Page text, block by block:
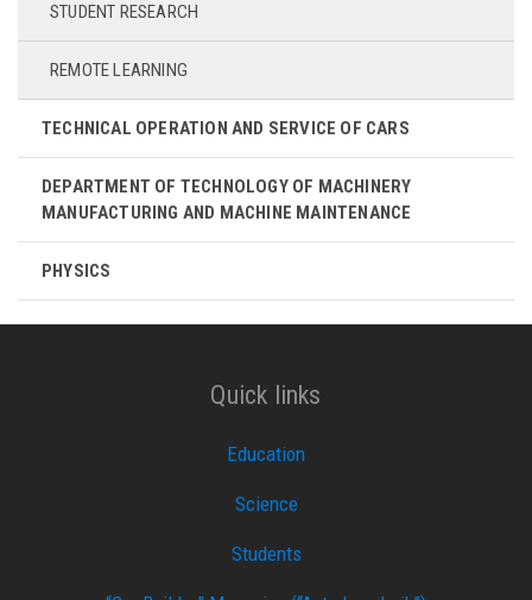
STUDENT RESEARCH
REMOTE LEARNING
TECHNICAL OPERATION AND SERVICE OF CARS
DEPARTMENT OF TECHNOLOGY OF MACHINERY
MANUFACTURING AND MACHINE MAINTENANCE
PHYSICS
Quick links
Education
Science
Students